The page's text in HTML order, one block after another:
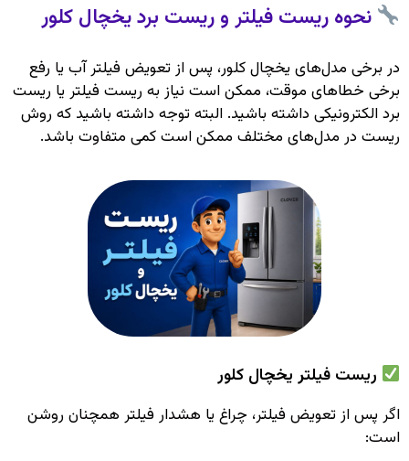
نحوه ریست فیلتر و ریست برد یخچال کلور
در برخی مدل‌های یخچال کلور، پس از تعویض فیلتر آب یا رفع
برخی خطاهای موقت، ممکن است نیاز به ریست فیلتر یا ریست
برد الکترونیکی داشته باشید. البته توجه داشته باشید که روش
ریست در مدل‌های مختلف ممکن است کمی متفاوت باشد.
ریست فیلتر یخچال کلور
اگر پس از تعویض فیلتر، چراغ یا هشدار فیلتر همچنان روشن
است: